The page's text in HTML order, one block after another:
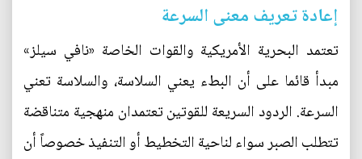
إعادة تعريف معنى السرعة
تعتمد البحرية الأمريكية والقوات الخاصة «نافي سيلز»
مبدأ قائما على أن البطء يعني السلاسة، والسلاسة تعني
السرعة. الردود السريعة للقوتين تعتمدان منهجية متناقضة
تتطلب الصبر سواء لناحية التخطيط أو التنفيذ خصوصاً أن